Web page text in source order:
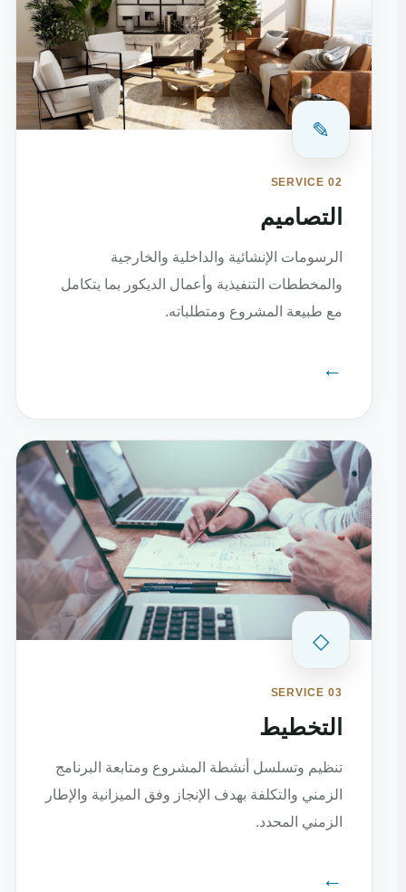
✎
SERVICE 02
التصاميم
الرسومات الإنشائية والداخلية والخارجية
والمخططات التنفيذية وأعمال الديكور بما يتكامل
مع طبيعة المشروع ومتطلباته.
←
◇
SERVICE 03
التخطيط
تنظيم وتسلسل أنشطة المشروع ومتابعة البرنامج
الزمني والتكلفة بهدف الإنجاز وفق الميزانية والإطار
الزمني المحدد.
←